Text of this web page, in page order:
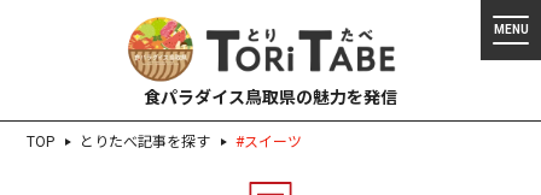
食パラダイス鳥取県の魅力を発信
TOP とりたべ記事を探す #スイーツ